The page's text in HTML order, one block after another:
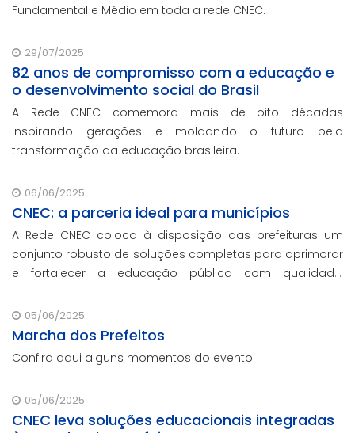
Fundamental e Médio em toda a rede CNEC.
29/07/2025
82 anos de compromisso com a educação e
o desenvolvimento social do Brasil
A Rede CNEC comemora mais de oito décadas
inspirando gerações e moldando o futuro pela
transformação da educação brasileira.
06/06/2025
CNEC: a parceria ideal para municípios
A Rede CNEC coloca à disposição das prefeituras um
conjunto robusto de soluções completas para aprimorar
e fortalecer a educação pública com qualidade,
que não participaram da Marcha dos Prefeito
05/06/2025
Marcha dos Prefeitos
Confira aqui alguns momentos do evento.
05/06/2025
CNEC leva soluções educacionais integradas